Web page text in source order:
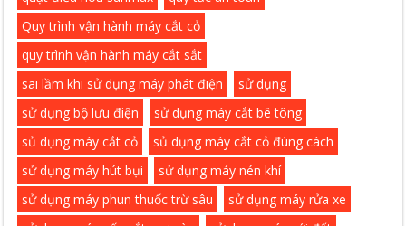
Quy trình vận hành máy cắt cỏ
quy trình vận hành máy cắt sắt
sai lầm khi sử dụng máy phát điện
sử dụng
sử dụng bộ lưu điện
sử dụng máy cắt bê tông
sủ dụng máy cắt cỏ
sủ dụng máy cắt cỏ đúng cách
sử dụng máy hút bụi
sử dụng máy nén khí
sử dụng máy phun thuốc trừ sâu
sử dụng máy rửa xe